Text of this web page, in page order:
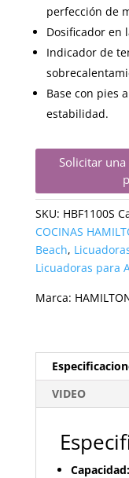
perfección de
Dosificador en
Indicador de
Base con pies
estabilidad.
Solicitar
SKU: HBF1100S
COCINAS
Beach,
Licuadoras para
Marca:
VIDEO
Capacidad: